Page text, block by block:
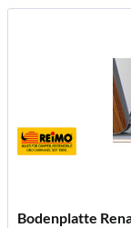
Bodenplatte